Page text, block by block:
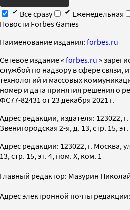
Все сразу
Еженедельная
Новости Forbes Games
Наименование издания: forbes.ru
Cетевое издание « forbes.ru »
службой по надзору в сфере
технологий и массовых
номер и дата принятия решения о
ФС77-82431 от 23 декабря 2021 г.
Адрес редакции, издателя: 123022,
Звенигородская 2-я, д. 13, стр. 15,
Адрес редакции: 123022, г. Москва,
13, стр. 15, эт. 4, пом. X, ком. 1
Главный редактор: Мазурин
Адрес электронной почты редакции: